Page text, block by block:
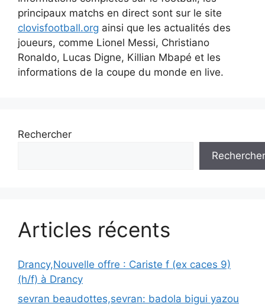
principaux matchs en direct sont sur le site
clovisfootball.org ainsi que les actualités des
joueurs, comme Lionel Messi, Christiano
Ronaldo, Lucas Digne, Killian Mbapé et les
informations de la coupe du monde en live.
Rechercher
Rechercher
Articles récents
Drancy,Nouvelle offre : Cariste f (ex caces 9)
(h/f) à Drancy
sevran beaudottes,sevran: badola bigui yazou